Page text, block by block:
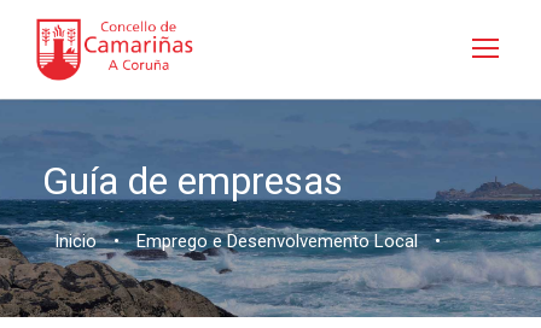
Guía de empresas
Inicio • Emprego e Desenvolvemento Local •